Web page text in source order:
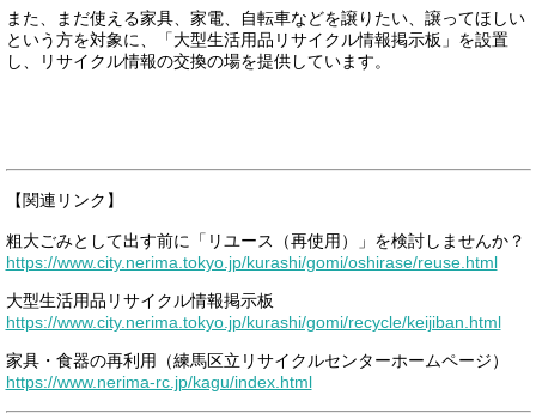
また、まだ使える家具、家電、自転車などを譲りたい、譲ってほしい
という方を対象に、「大型生活用品リサイクル情報掲示板」を設置
し、リサイクル情報の交換の場を提供しています。
【関連リンク】
粗大ごみとして出す前に「リユース（再使用）」を検討しませんか？
https://www.city.nerima.tokyo.jp/kurashi/gomi/oshirase/reuse.html
大型生活用品リサイクル情報掲示板
https://www.city.nerima.tokyo.jp/kurashi/gomi/recycle/keijiban.html
家具・食器の再利用（練馬区立リサイクルセンターホームページ）
https://www.nerima-rc.jp/kagu/index.html